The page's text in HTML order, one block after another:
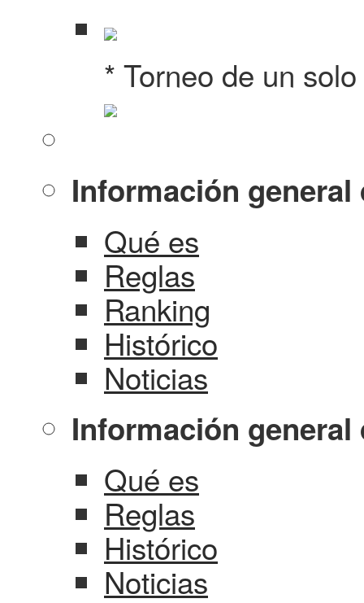
* Torneo de un
Información general
Qué es
Reglas
Ranking
Histórico
Noticias
Información general
Qué es
Reglas
Histórico
Noticias